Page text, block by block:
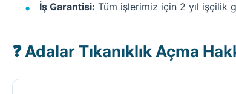
İş Garantisi: Tüm işlerimiz için 2 yıl işçilik
❓ Adalar Tıkanıklık Açma